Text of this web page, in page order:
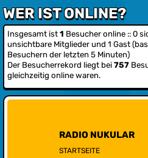
WER IST ONLINE?
Insgesamt ist 1 Besucher online :: 0
unsichtbare Mitglieder und 1 Gast
Besuchern der letzten 5 Minuten)
Der Besucherrekord liegt bei 757
gleichzeitig online waren.
RADIO NUKULAR
STARTSEITE